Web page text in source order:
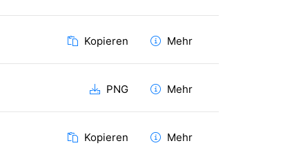
Kopieren Mehr
PNG Mehr
Kopieren Mehr